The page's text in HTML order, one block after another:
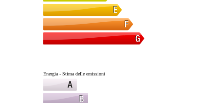
Energia - Stima delle emissioni